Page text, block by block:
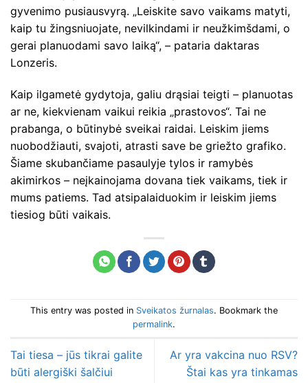
gyvenimo pusiausvyrą. „Leiskite savo vaikams matyti,
kaip tu žingsniuojate, nevilkindami ir neužkimšdami, o
gerai planuodami savo laiką“, – pataria daktaras
Lonzeris.
Kaip ilgametė gydytoja, galiu drąsiai teigti – planuotas
ar ne, kiekvienam vaikui reikia „prastovos“. Tai ne
prabanga, o būtinybė sveikai raidai. Leiskim jiems
nuobodžiauti, svajoti, atrasti save be griežto grafiko.
Šiame skubančiame pasaulyje tylos ir ramybės
akimirkos – neįkainojama dovana tiek vaikams, tiek ir
mums patiems. Tad atsipalaiduokim ir leiskim jiems
tiesiog būti vaikais.
This entry was posted in Sveikatos žurnalas. Bookmark the
permalink.
Tai tiesa – jūs tikrai galite
būti alergiški šalčiui
Ar yra vakcina nuo RSV?
Štai kas yra tinkamas